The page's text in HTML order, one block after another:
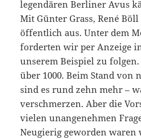
legendären Berliner Avus
Mit Günter Grass, René
öffentlich aus. Unter dem
forderten wir per Anzeige
unserem Beispiel zu
über 1000. Beim Stand
sind es rund zehn mehr –
verschmerzen. Aber die
vielen unangenehmen
Neugierig geworden